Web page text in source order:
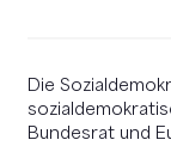
Die
Bundesrat und